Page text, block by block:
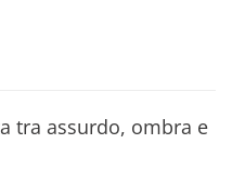
tra assurdo, ombra e